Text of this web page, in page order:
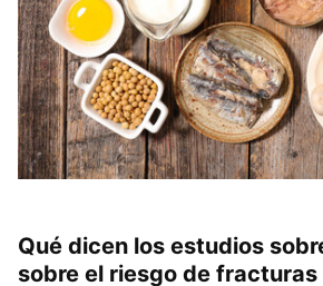
Qué dicen los estudios
sobre el riesgo de fracturas